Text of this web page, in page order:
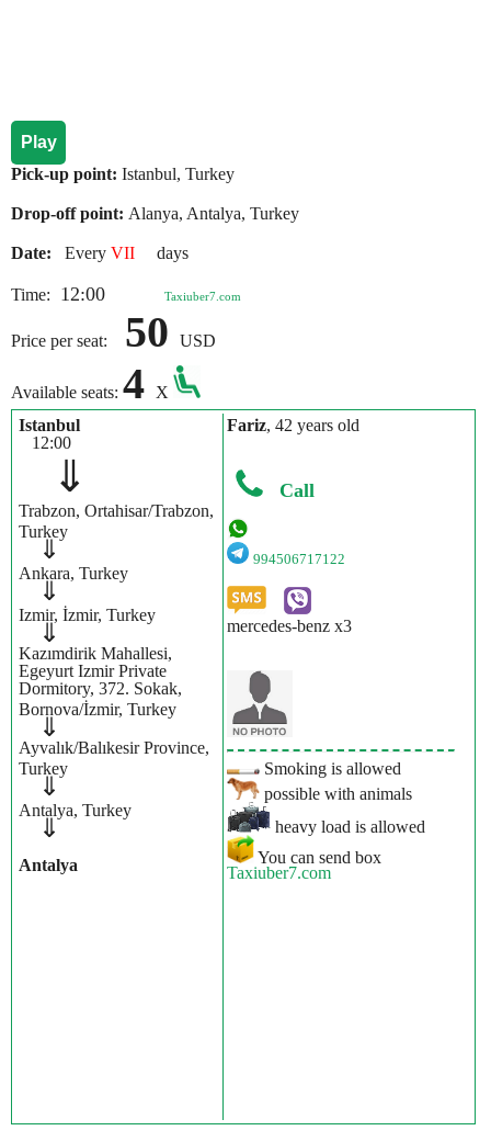
Play
Pick-up point: Istanbul, Turkey
Drop-off point: Alanya, Antalya, Turkey
Date: Every VII days
Time: 12:00 Taxiuber7.com
Price per seat: 50 USD
Available seats: 4
X
Istanbul
12:00
⇓
Trabzon, Ortahisar/Trabzon,
Turkey
⇓
Ankara, Turkey
⇓
Izmir, İzmir, Turkey
⇓
Kazımdirik Mahallesi,
Egeyurt Izmir Private
Dormitory, 372. Sokak,
Bornova/İzmir, Turkey
⇓
Ayvalık/Balıkesir Province,
Turkey
⇓
Antalya, Turkey
⇓
Antalya
Fariz, 42 years old
Call
994506717122
mercedes-benz x3
Smoking is allowed
possible with animals
heavy load is allowed
You can send box
Taxiuber7.com